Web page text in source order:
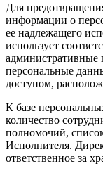
Для
информации о
ее надлежащего
использует
административные
персональные
доступом,
К базе
количество
полномочий,
Исполнителя.
ответственное за